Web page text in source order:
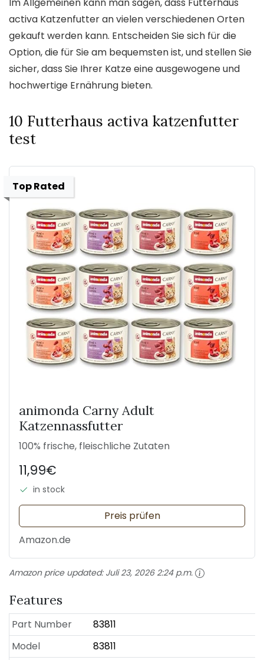
activa Katzenfutter an vielen verschiedenen Orten
gekauft werden kann. Entscheiden Sie sich für die
Option, die für Sie am bequemsten ist, und stellen Sie
sicher, dass Sie Ihrer Katze eine ausgewogene und
hochwertige Ernährung bieten.
10 Futterhaus activa katzenfutter
test
Top Rated
animonda Carny Adult
Katzennassfutter
100% frische, fleischliche Zutaten
11,99€
in stock
Preis prüfen
Amazon.de
Amazon price updated: Juli 23, 2026 2:24 p.m.
Features
Part Number
83811
Model
83811